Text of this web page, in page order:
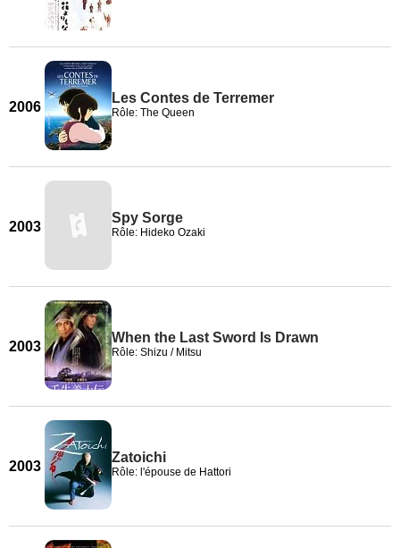
2006
Les Contes de Terremer
Rôle: The Queen
2003
Spy Sorge
Rôle: Hideko Ozaki
2003
When the Last Sword Is Drawn
Rôle: Shizu / Mitsu
2003
Zatoichi
Rôle: l'épouse de Hattori